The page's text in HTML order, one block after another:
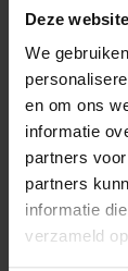
Deze
We
en om ons
informatie
partners
partners
informatie
verzameld
Artecta |